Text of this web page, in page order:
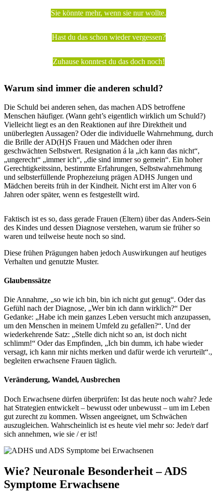
Sie könnte mehr, wenn sie nur wollte.
Hast du das schon wieder vergessen?
Zuhause konntest du das doch noch!
Warum sind immer die anderen schuld?
Die Schuld bei anderen sehen, das machen ADS betroffene
Menschen häufiger. (Wann geht’s eigentlich wirklich um Schuld?)
Vielleicht liegt es an den Reaktionen auf ihre Direktheit und
unüberlegten Aussagen? Oder die individuelle Wahrnehmung, durch
die Brille der AD(H)S Frauen und Mädchen oder ihren
geschwächten Selbstwert. Resignation á la „ich kann das nicht“,
„ungerecht“ „immer ich“, „die sind immer so gemein“. Ein hoher
Gerechtigkeitssinn, bestimmte Erfahrungen, Selbstwahrnehmung
und selbsterfüllende Prophezeiung prägen ADHS Jungen und
Mädchen bereits früh in der Kindheit. Nicht erst im Alter von 6
Jahren oder später, wenn es festgestellt wird.
Faktisch ist es so, dass gerade Frauen (Eltern) über das Anders-Sein
des Kindes und dessen Diagnose verstehen, warum sie früher so
waren und teilweise heute noch so sind.
Diese frühen Prägungen haben jedoch Auswirkungen auf heutiges
Verhalten und genutzte Muster.
Glaubenssätze
Die Annahme, „so wie ich bin, bin ich nicht gut genug“. Oder das
Gefühl nach der Diagnose, „Wer bin ich dann wirklich?“ Der
Gedanke: „Habe ich mein ganzes Leben versucht mich anzupassen,
um den Menschen in meinem Umfeld zu gefallen?“. Und der
wiederkehrende Satz: „Stelle dich nicht so an, ist doch nicht
schlimm!“ Oder das Empfinden, „Ich bin dumm, ich habe wieder
versagt, ich kann mir nichts merken und dafür werde ich verurteilt“.,
begleiten erwachsene Frauen täglich.
Veränderung, Wandel, Ausbrechen
Doch Erwachsene dürfen überprüfen: Ist das heute noch wahr? Jede
hat Strategien entwickelt – bewusst oder unbewusst – um im Leben
gut zurecht zu kommen. Wissen angeeignet, um Schwächen
auszugleichen. Wahrscheinlich ist es heute viel mehr so: Jede/r darf
sich annehmen, wie sie / er ist!
Wie? Neuronale Besonderheit – ADS
Symptome Erwachsene